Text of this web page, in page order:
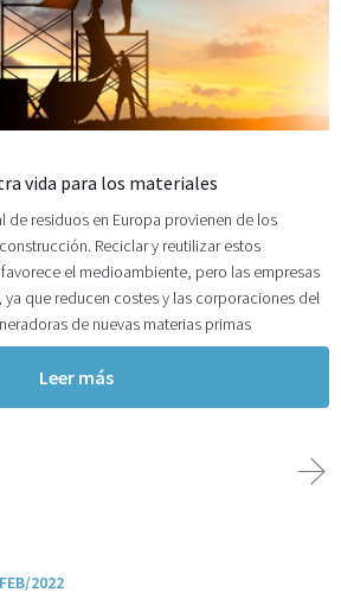
vida para los materiales
de residuos en Europa provienen de los
Reciclar y reutilizar estos
el medioambiente, pero las empresas
que reducen costes y las corporaciones del
de nuevas materias primas
Leer más
2022